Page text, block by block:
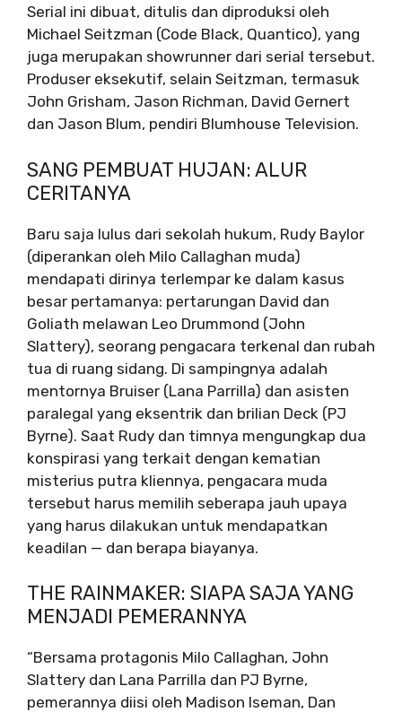
Serial ini dibuat, ditulis dan diproduksi oleh
Michael Seitzman (Code Black, Quantico), yang
juga merupakan showrunner dari serial tersebut.
Produser eksekutif, selain Seitzman, termasuk
John Grisham, Jason Richman, David Gernert
dan Jason Blum, pendiri Blumhouse Television.
SANG PEMBUAT HUJAN: ALUR
CERITANYA
Baru saja lulus dari sekolah hukum, Rudy Baylor
(diperankan oleh Milo Callaghan muda)
mendapati dirinya terlempar ke dalam kasus
besar pertamanya: pertarungan David dan
Goliath melawan Leo Drummond (John
Slattery), seorang pengacara terkenal dan rubah
tua di ruang sidang. Di sampingnya adalah
mentornya Bruiser (Lana Parrilla) dan asisten
paralegal yang eksentrik dan brilian Deck (PJ
Byrne). Saat Rudy dan timnya mengungkap dua
konspirasi yang terkait dengan kematian
misterius putra kliennya, pengacara muda
tersebut harus memilih seberapa jauh upaya
yang harus dilakukan untuk mendapatkan
keadilan — dan berapa biayanya.
THE RAINMAKER: SIAPA SAJA YANG
MENJADI PEMERANNYA
“Bersama protagonis Milo Callaghan, John
Slattery dan Lana Parrilla dan PJ Byrne,
pemerannya diisi oleh Madison Iseman, Dan